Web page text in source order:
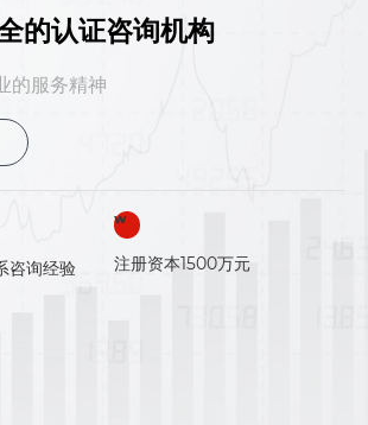
的认证咨询机构
的服务精神
咨询经验
W
注册资本1500万元